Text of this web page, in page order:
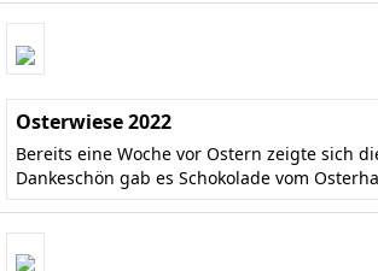
Osterwiese 2022
Bereits eine Woche vor Ostern zeigte sich
Dankeschön gab es Schokolade vom